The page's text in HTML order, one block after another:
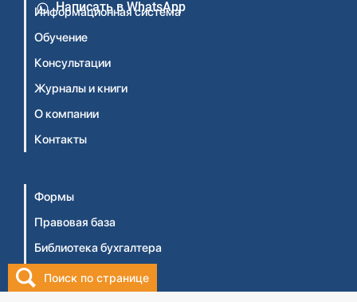
Поиск по странице
Написать в WhatsApp
Информационная система
Обучение
Консультации
Журналы и книги
О компании
Контакты
Формы
Правовая база
Библиотека бухгалтера
Видеосеминары